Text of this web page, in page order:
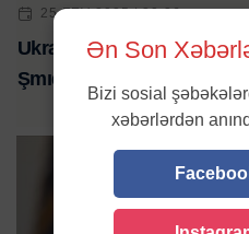
25 FEV 2025 | 20:26
Ukraynanı bərpa etmək
Şmıqal
Ən Son
Bizi sosial
xəbərlərdən